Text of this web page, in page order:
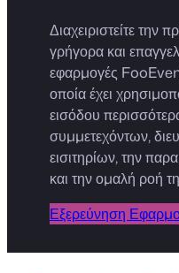
Διαχειριστείτε την
γρήγορα και
εφαρμογές
οποία έχει
εισόδου
συμμετεχόντων,
εισιτηρίων, την
και την ομαλή ροή
Εξερεύνηση